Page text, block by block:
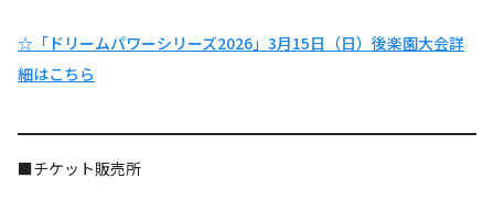
☆「ドリームパワーシリーズ2026」3月15日（日）後楽園大会詳
細はこちら
■チケット販売所